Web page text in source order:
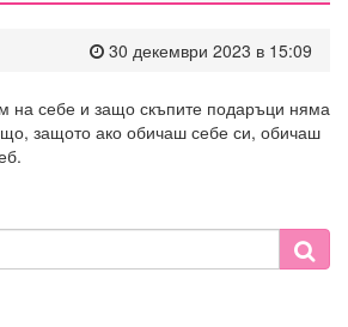
30 декември 2023 в 15:09
на себе и защо скъпите подаръци няма
защото ако обичаш себе си, обичаш